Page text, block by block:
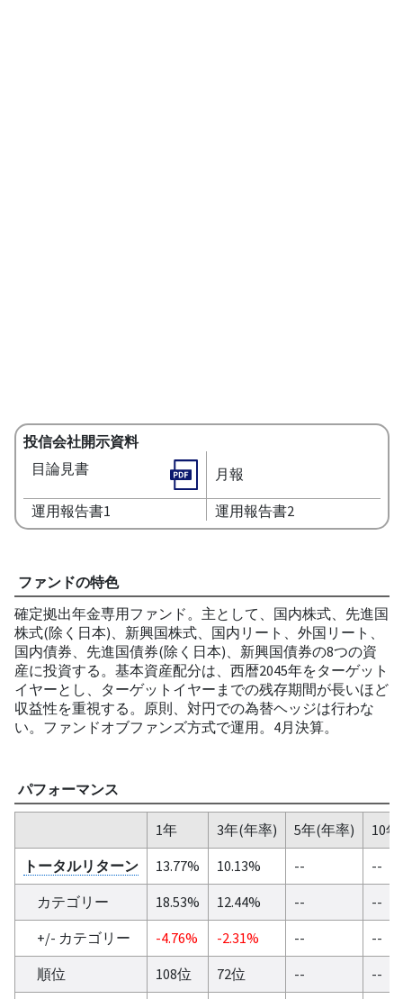
投信会社開示資料
目論見書
月報
運用報告書1 運用報告書2
ファンドの特色
確定拠出年金専用ファンド。主として、国内株式、先進国
株式(除く日本)、新興国株式、国内リート、外国リート、
国内債券、先進国債券(除く日本)、新興国債券の8つの資
産に投資する。基本資産配分は、西暦2045年をターゲット
イヤーとし、ターゲットイヤーまでの残存期間が長いほど
収益性を重視する。原則、対円での為替ヘッジは行わな
い。ファンドオブファンズ方式で運用。4月決算。
パフォーマンス
1年 3年(年率) 5年(年率)
10
トータルリターン
13.77% 10.13% --
--
カテゴリー
18.53% 12.44% --
--
+/- カテゴリー
-4.76% -2.31% --
--
順位
108位 72位 --
--